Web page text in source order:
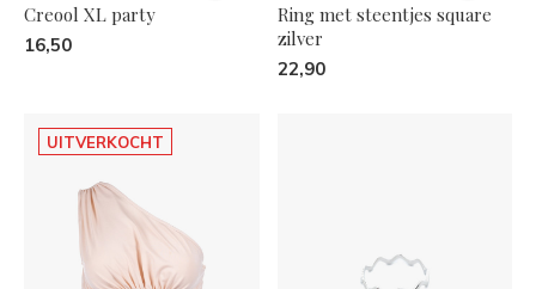
Creool XL party
16,50
Ring met steentjes square
zilver
22,90
UITVERKOCHT